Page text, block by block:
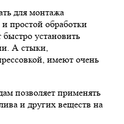
для монтажа
и простой обработки
установить
А стыки,
имеют очень
позволяет применять
и других веществ на